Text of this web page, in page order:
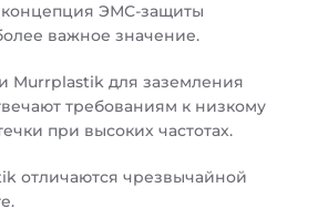
ЭМС-защиты
важное значение.
Murrplastik для заземления
требованиям к низкому
при высоких частотах.
отличаются чрезвычайной